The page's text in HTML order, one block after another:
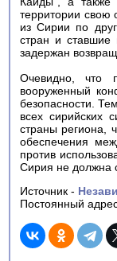
территории свою
из Сирии по
стран и ставшие
задержан
Очевидно, что
вооруженный
безопасности.
всех сирийских
страны региона,
обеспечения
против
Сирия не должна
Источник -
Постоянный